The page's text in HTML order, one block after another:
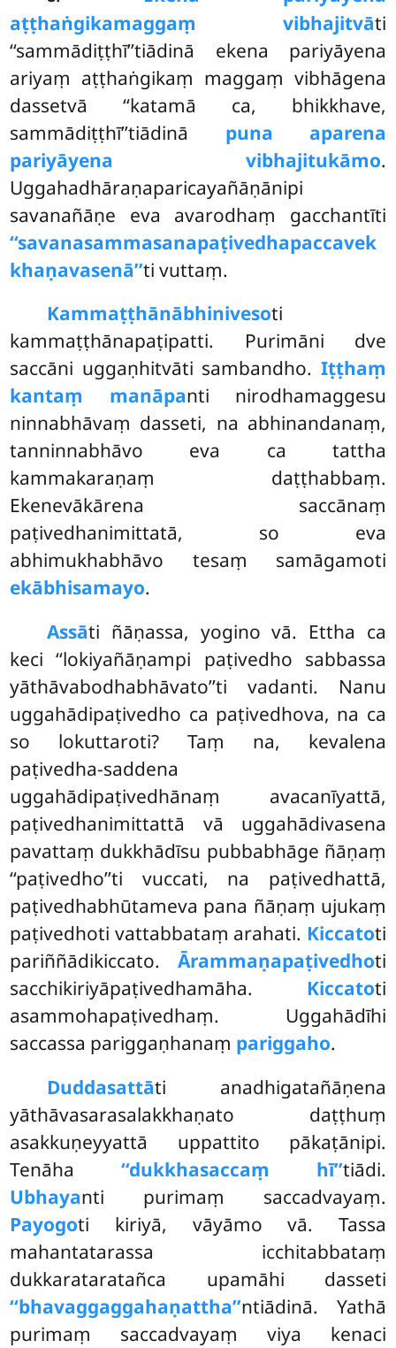
aṭṭhaṅgikamaggaṃ vibhajitvāti
‘‘sammādiṭṭhī’’tiādinā ekena pariyāyena
ariyaṃ aṭṭhaṅgikaṃ maggaṃ vibhāgena
dassetvā ‘‘katamā ca, bhikkhave,
sammādiṭṭhī’’tiādinā puna aparena
pariyāyena vibhajitukāmo.
Uggahadhāraṇaparicayañāṇānipi
savanañāṇe eva avarodhaṃ gacchantīti
‘‘savanasammasanapaṭivedhapaccavek
khaṇavasenā’’ti vuttaṃ.
Kammaṭṭhānābhinivesoti
kammaṭṭhānapaṭipatti. Purimāni dve
saccāni uggaṇhitvāti sambandho. Iṭṭhaṃ
kantaṃ manāpanti nirodhamaggesu
ninnabhāvaṃ dasseti, na abhinandanaṃ,
tanninnabhāvo eva ca tattha
kammakaraṇaṃ daṭṭhabbaṃ.
Ekenevākārena saccānaṃ
paṭivedhanimittatā, so eva
abhimukhabhāvo tesaṃ samāgamoti
ekābhisamayo.
Assāti ñāṇassa, yogino vā. Ettha ca
keci ‘‘lokiyañāṇampi paṭivedho sabbassa
yāthāvabodhabhāvato’’ti vadanti. Nanu
uggahādipaṭivedho ca paṭivedhova, na ca
so lokuttaroti? Taṃ na, kevalena
paṭivedha-saddena
uggahādipaṭivedhānaṃ avacanīyattā,
paṭivedhanimittattā vā uggahādivasena
pavattaṃ dukkhādīsu pubbabhāge ñāṇaṃ
‘‘paṭivedho’’ti vuccati, na paṭivedhattā,
paṭivedhabhūtameva pana ñāṇaṃ ujukaṃ
paṭivedhoti vattabbataṃ arahati. Kiccatoti
pariññādikiccato. Ārammaṇapaṭivedhoti
sacchikiriyāpaṭivedhamāha. Kiccatoti
asammohapaṭivedhaṃ. Uggahādīhi
saccassa pariggaṇhanaṃ pariggaho.
Duddasattāti anadhigatañāṇena
yāthāvasarasalakkhaṇato daṭṭhuṃ
asakkuṇeyyattā uppattito pākaṭānipi.
Tenāha ‘‘dukkhasaccaṃ hī’’tiādi.
Ubhayanti purimaṃ saccadvayaṃ.
Payogoti kiriyā, vāyāmo vā. Tassa
mahantatarassa icchitabbataṃ
dukkarataratañca upamāhi dasseti
‘‘bhavaggaggahaṇattha’’ntiādinā. Yathā
purimaṃ saccadvayaṃ viya kenaci